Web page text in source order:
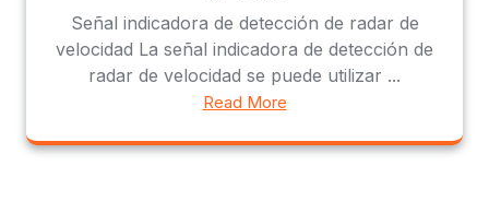
Señal indicadora de detección de radar de
velocidad La señal indicadora de detección de
radar de velocidad se puede utilizar ...
Read More